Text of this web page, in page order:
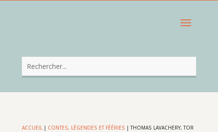
ACCUEIL| CONTES, LÉGENDES ET FÉÉRIES |THOMAS LAVACHERY, TOR